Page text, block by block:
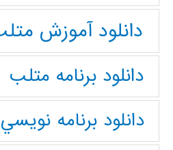
دانلود آموزش
دانلود برنامه متلب
دانلود برنامه نويسي Matlab